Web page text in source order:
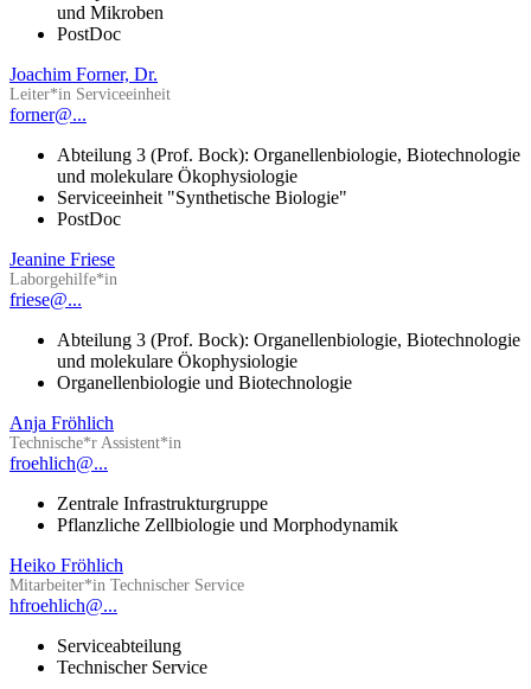
und Mikroben
PostDoc
Joachim Forner, Dr.
Leiter*in Serviceeinheit
forner@...
Abteilung 3 (Prof. Bock): Organellenbiologie, Biotechnologie
und molekulare Ökophysiologie
Serviceeinheit "Synthetische Biologie"
PostDoc
Jeanine Friese
Laborgehilfe*in
friese@...
Abteilung 3 (Prof. Bock): Organellenbiologie, Biotechnologie
und molekulare Ökophysiologie
Organellenbiologie und Biotechnologie
Anja Fröhlich
Technische*r Assistent*in
froehlich@...
Zentrale Infrastrukturgruppe
Pflanzliche Zellbiologie und Morphodynamik
Heiko Fröhlich
Mitarbeiter*in Technischer Service
hfroehlich@...
Serviceabteilung
Technischer Service